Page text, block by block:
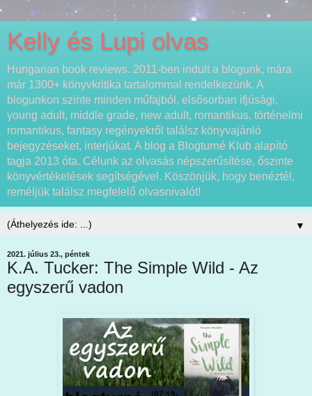
Kelly és Lupi olvas
Hungarian book reviews. 2011-ben indult a blogunk, mára
már 1300+ könyvkritika tartalommal rendelkezünk. A
blogunkon szinte minden műfajból, elsősorban ifjúsági,
young adult, middle grade, new adult, romantikus, történelmi
romantikus, fantasy regényekről találsz könyvajánló
bejegyzéseket, interjúkat. A blog a Blogturné Klub alapító
tagja 2013 óta. Célunk az olvasás népszerűsítése, őszinte
könyvértékelések segítségével. Köszönjük, hogy benéztél,
reméljük találsz megfelelő olvasnivalót!
▼
2021. július 23., péntek
K.A. Tucker: The Simple Wild - Az
egyszerű vadon